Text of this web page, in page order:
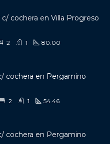
c/ cochera en Villa Progreso
2 1
80.00
cochera en Pergamino
2 1
54.46
cochera en Pergamino